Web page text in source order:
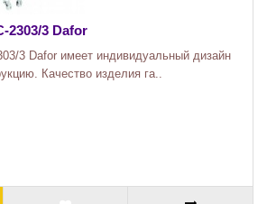
2303/3 Dafor
3 Dafor имеет индивидуальный дизайн
Качество изделия га..